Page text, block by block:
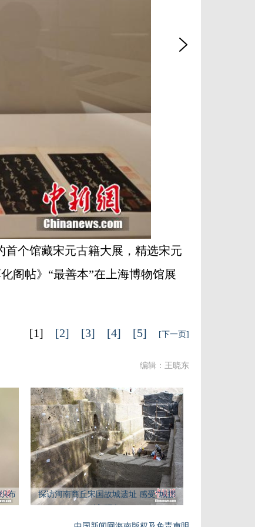
个馆藏宋元古籍大展，精选宋元
阁帖》“最善本”在上海博物馆展
[1] [2] [3] [4] [5] [下一页]
编辑：王晓东
布
探访河南商丘宋国故城遗址 感受“城摞